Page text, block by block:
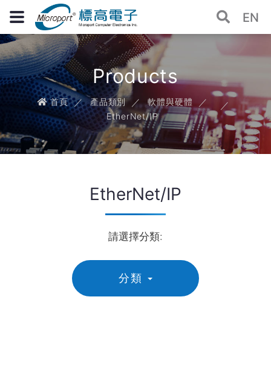
EN
Products
首頁 產品類別
軟體與硬體
EtherNet/IP
EtherNet/IP
請選擇分類:
分類